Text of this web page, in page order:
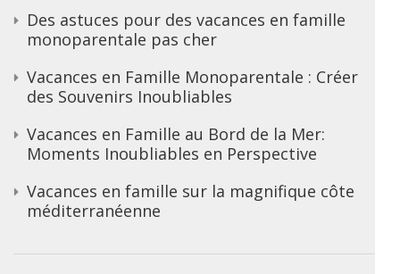
Des astuces pour des vacances en famille
monoparentale pas cher
Vacances en Famille Monoparentale : Créer
des Souvenirs Inoubliables
Vacances en Famille au Bord de la Mer:
Moments Inoubliables en Perspective
Vacances en famille sur la magnifique côte
méditerranéenne